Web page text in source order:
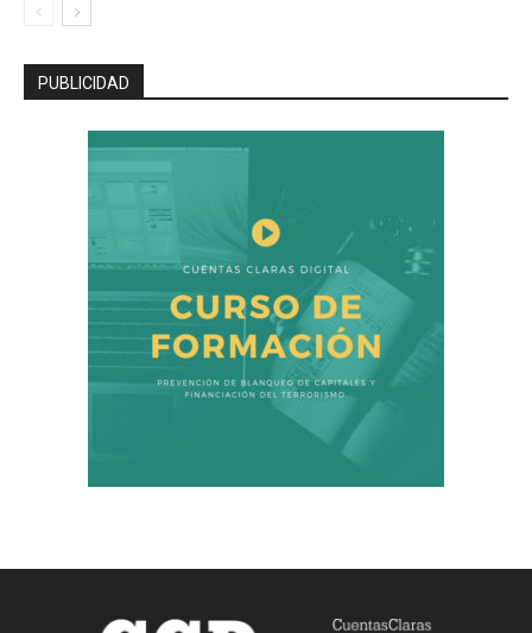
PUBLICIDAD